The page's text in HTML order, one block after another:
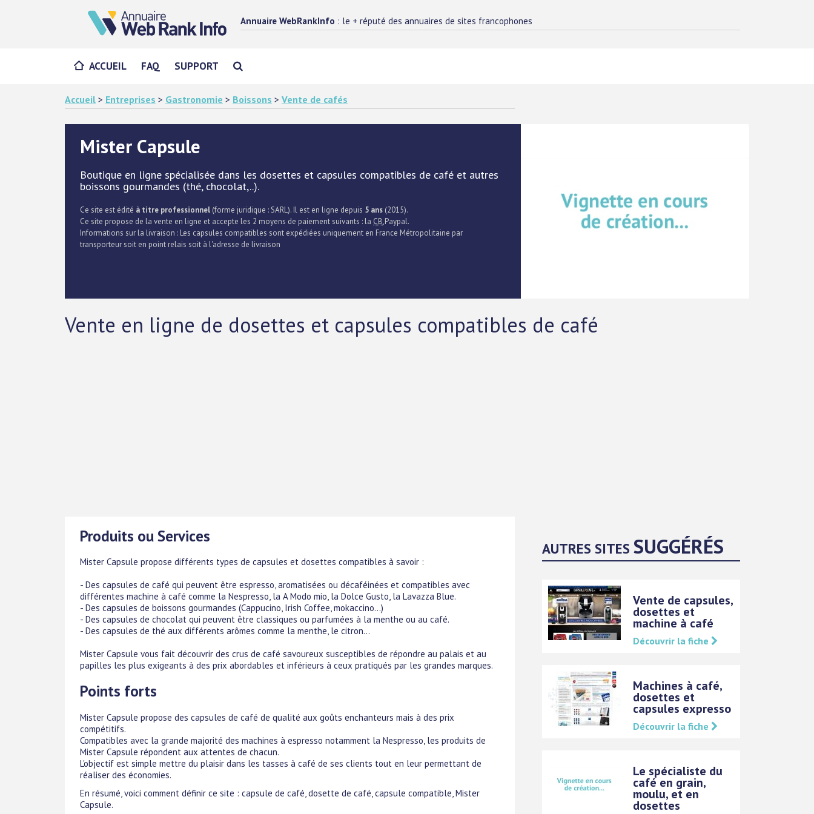
Annuaire WebRankInfo : le + réputé des annuaires de sites francophones
ACCUEIL FAQ SUPPORT
Accueil > Entreprises > Gastronomie > Boissons > Vente de cafés
Mister Capsule
Boutique en ligne spécialisée dans les dosettes et capsules compatibles de café et autres
boissons gourmandes (thé, chocolat,..).
Ce site est édité à titre professionnel (forme juridique : SARL). Il est en ligne depuis 5 ans (2015).
Ce site propose de la vente en ligne et accepte les 2 moyens de paiement suivants : la CB,Paypal.
Informations sur la livraison : Les capsules compatibles sont expédiées uniquement en France Métropolitaine par
transporteur soit en point relais soit à l'adresse de livraison
Vente en ligne de dosettes et capsules compatibles de café
Produits ou Services
Mister Capsule propose différents types de capsules et dosettes compatibles à savoir :
- Des capsules de café qui peuvent être espresso, aromatisées ou décaféinées et compatibles avec
différentes machine à café comme la Nespresso, la A Modo mio, la Dolce Gusto, la Lavazza Blue.
- Des capsules de boissons gourmandes (Cappucino, Irish Coffee, mokaccino...)
- Des capsules de chocolat qui peuvent être classiques ou parfumées à la menthe ou au café.
- Des capsules de thé aux différents arômes comme la menthe, le citron...
Mister Capsule vous fait découvrir des crus de café savoureux susceptibles de répondre au palais et au
papilles les plus exigeants à des prix abordables et inférieurs à ceux pratiqués par les grandes marques.
Points forts
Mister Capsule propose des capsules de café de qualité aux goûts enchanteurs mais à des prix
compétitifs.
Compatibles avec la grande majorité des machines à espresso notamment la Nespresso, les produits de
Mister Capsule répondent aux attentes de chacun.
L'objectif est simple mettre du plaisir dans les tasses à café de ses clients tout en leur permettant de
réaliser des économies.
En résumé, voici comment définir ce site : capsule de café, dosette de café, capsule compatible, Mister
Capsule.
AUTRES SITESSUGGÉRÉS
Vente de capsules,
dosettes et
machine à café
Découvrir la fiche
Machines à café,
dosettes et
capsules expresso
Découvrir la fiche
Le spécialiste du
café en grain,
moulu, et en
dosettes